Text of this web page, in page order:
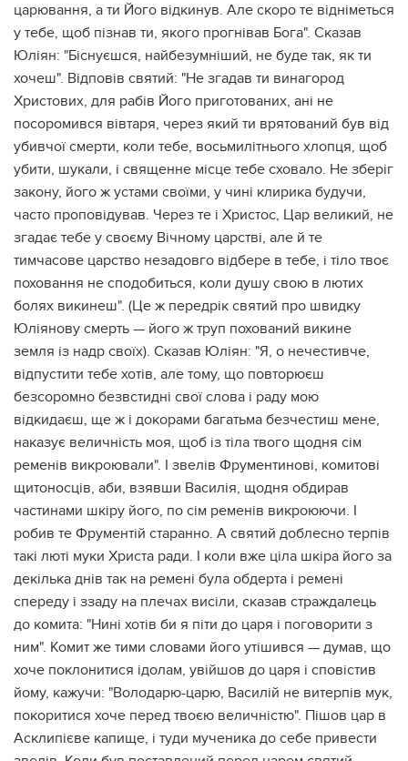
царювання, а ти Його відкинув. Але скоро те відніметься
у тебе, щоб пізнав ти, якого прогнівав Бога". Сказав
Юліян: "Біснуєшся, найбезумніший, не буде так, як ти
хочеш". Відповів святий: "Не згадав ти винагород
Христових, для рабів Його приготованих, ані не
посоромився вівтаря, через який ти врятований був від
убивчої смерти, коли тебе, восьмилітнього хлопця, щоб
убити, шукали, і священне місце тебе сховало. Не зберіг
закону, його ж устами своїми, у чині клирика будучи,
часто проповідував. Через те і Христос, Цар великий, не
згадає тебе у своєму Вічному царстві, але й те
тимчасове царство незадовго відбере в тебе, і тіло твоє
поховання не сподобиться, коли душу свою в лютих
болях викинеш". (Це ж передрік святий про швидку
Юліянову смерть — його ж труп похований викине
земля із надр своїх). Сказав Юліян: "Я, о нечестивче,
відпустити тебе хотів, але тому, що повторюєш
безсоромно безвстидні свої слова і раду мою
відкидаєш, ще ж і докорами багатьма безчестиш мене,
наказує величність моя, щоб із тіла твого щодня сім
ременів викроювали". І звелів Фрументинові, комитові
щитоносців, аби, взявши Василія, щодня обдирав
частинами шкіру його, по сім ременів викроюючи. І
робив те Фрументій старанно. А святий доблесно терпів
такі люті муки Христа ради. І коли вже ціла шкіра його за
декілька днів так на ремені була обдерта і ремені
спереду і ззаду на плечах висіли, сказав страждалець
до комита: "Нині хотів би я піти до царя і поговорити з
ним". Комит же тими словами його утішився — думав, що
хоче поклонитися ідолам, увійшов до царя і сповістив
йому, кажучи: "Володарю-царю, Василій не витерпів мук,
покоритися хоче перед твоєю величністю". Пішов цар в
Асклипієве капище, і туди мученика до себе привести